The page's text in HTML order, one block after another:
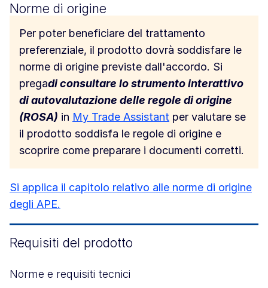
Norme di origine
Per poter beneficiare del trattamento
preferenziale, il prodotto dovrà soddisfare le
norme di origine previste dall'accordo. Si
pregadi consultare lo strumento interattivo
di autovalutazione delle regole di origine
(ROSA) in My Trade Assistant per valutare se
il prodotto soddisfa le regole di origine e
scoprire come preparare i documenti corretti.
Si applica il capitolo relativo alle norme di origine
degli APE.
Requisiti del prodotto
Norme e requisiti tecnici